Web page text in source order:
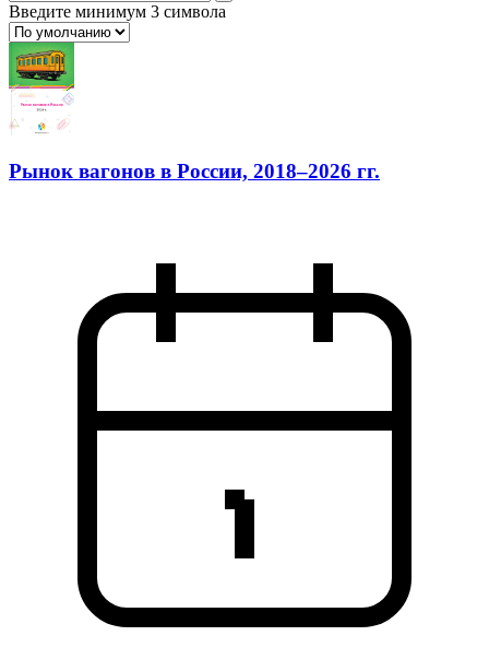
Введите минимум 3 символа
Рынок вагонов в России, 2018–2026 гг.